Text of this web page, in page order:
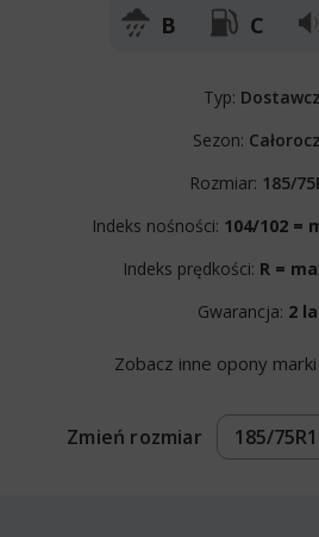
B C
Typ:
Sezon:
Rozmiar: 185/
Indeks nośności: 104/102 =
Indeks prędkości: R =
Gwarancja: 2
Zobacz inne opony marki
Zmień rozmiar